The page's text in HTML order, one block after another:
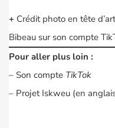
+ Crédit photo en tête
Bibeau sur son compte
Pour aller plus loin :
– Son compte TikTok
– Projet Iskweu (en